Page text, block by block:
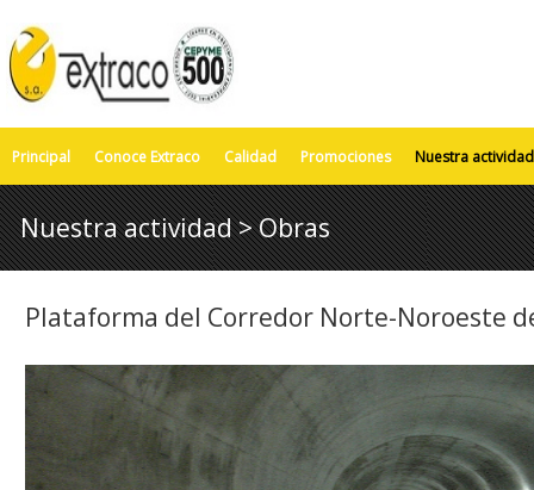
Principal Conoce Extraco Calidad Promociones Nuestra actividad
Nuestra actividad > Obras
Plataforma del Corredor Norte-Noroeste